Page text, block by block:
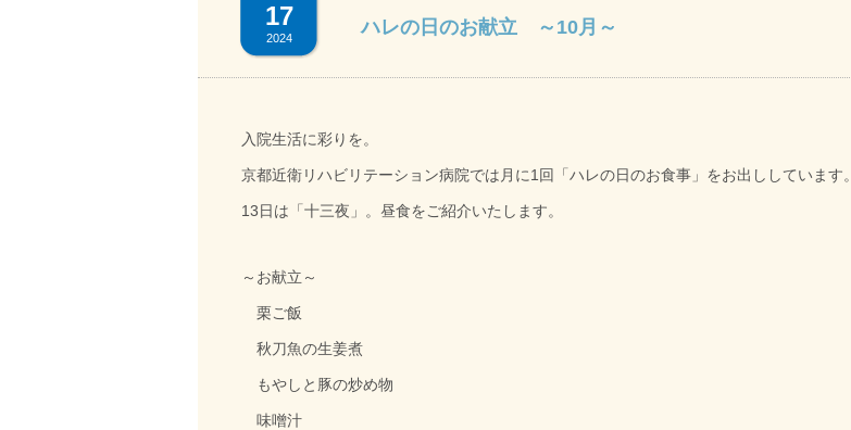
17
2024
ハレの日のお献立 ～10月～
入院生活に彩りを。
京都近衛リハビリテーション病院では月に1回「ハレの日のお食事」をお出ししています。
13日は「十三夜」。昼食をご紹介いたします。
～お献立～
栗ご飯
秋刀魚の生姜煮
もやしと豚の炒め物
味噌汁